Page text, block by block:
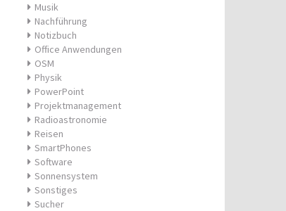
Musik
Nachführung
Notizbuch
Office Anwendungen
OSM
Physik
PowerPoint
Projektmanagement
Radioastronomie
Reisen
SmartPhones
Software
Sonnensystem
Sonstiges
Sucher